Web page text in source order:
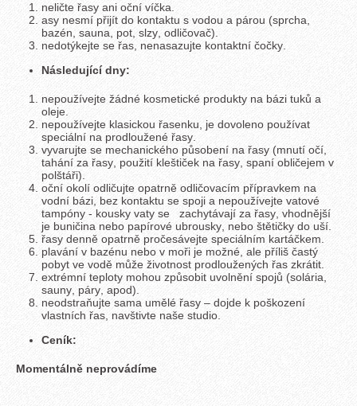
neličte řasy ani oční víčka.
asy nesmí přijít do kontaktu s vodou a párou (sprcha,
bazén, sauna, pot, slzy, odličovač).
nedotýkejte se řas, nenasazujte kontaktní čočky.
Následující dny:
nepoužívejte žádné kosmetické produkty na bázi tuků a
oleje.
nepoužívejte klasickou řasenku, je dovoleno používat
speciální na prodloužené řasy.
vyvarujte se mechanického působení na řasy (mnutí očí,
tahání za řasy, použití kleštiček na řasy, spaní obličejem v
polštáři).
oční okolí odličujte opatrně odličovacím přípravkem na
vodní bázi, bez kontaktu se spoji a nepoužívejte vatové
tampóny - kousky vaty se zachytávají za řasy, vhodnější
je buničina nebo papírové ubrousky, nebo štětičky do uší.
řasy denně opatrně pročesávejte speciálním kartáčkem.
plavání v bazénu nebo v moři je možné, ale příliš častý
pobyt ve vodě může životnost prodloužených řas zkrátit.
extrémní teploty mohou způsobit uvolnění spojů (solária,
sauny, páry, apod).
neodstraňujte sama umělé řasy – dojde k poškození
vlastních řas, navštivte naše studio.
Ceník:
Momentálně neprovádíme